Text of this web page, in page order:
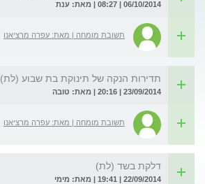
06/10/2014 | 08:27 | מאת: ענת
תשובת מומחה | מאת: עפרה מרציאנו
תדירות הנקה של תינוקת בת שבוע (לת)
23/09/2014 | 20:16 | מאת: טובה
תשובת מומחה | מאת: עפרה מרציאנו
דלקת בשד (לת)
22/09/2014 | 19:41 | מאת: מימי